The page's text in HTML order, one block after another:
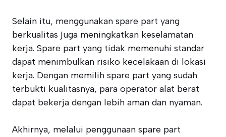
Selain itu, menggunakan spare part yang
berkualitas juga meningkatkan keselamatan
kerja. Spare part yang tidak memenuhi standar
dapat menimbulkan risiko kecelakaan di lokasi
kerja. Dengan memilih spare part yang sudah
terbukti kualitasnya, para operator alat berat
dapat bekerja dengan lebih aman dan nyaman.
Akhirnya, melalui penggunaan spare part